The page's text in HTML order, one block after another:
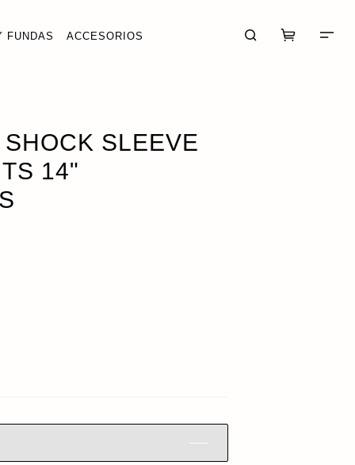
FUNDAS ACCESORIOS
SLEEVE
14"
CARRITO (0)